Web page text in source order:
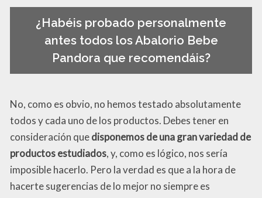
¿Habéis probado personalmente
antes todos los Abalorio Bebe
Pandora que recomendáis?
No, como es obvio, no hemos testado absolutamente
todos y cada uno de los productos. Debes tener en
consideración quedisponemos de una gran variedad de
productos estudiados, y, como es lógico, nos sería
imposible hacerlo. Pero la verdad es que a la hora de
hacerte sugerencias de lo mejor no siempre es